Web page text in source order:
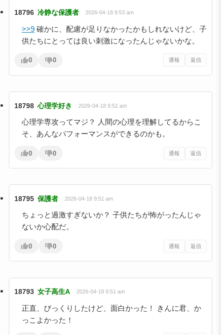
18796 冷静な保護者 2026-04-18 9:53 am
>>9確かに、配慮が足りなかったかもしれないけど、子
供たちにとっては良い刺激になったんじゃないかな。
0 0 通報 返信
18798 心理学好き 2026-04-18 9:52 am
心理学専攻ってマジ？ 人間の心理を理解してるからこ
そ、あんなパフォーマンスができるのかも。
0 0 通報 返信
18795 保護者 2026-04-18 9:51 am
ちょっと過激すぎないか？ 子供たちが怖がったんじゃ
ないか心配だ。
0 0 通報 返信
18793 女子高生A 2026-04-18 9:51 am
正直、びっくりしたけど、面白かった！ きんに君、か
っこよかった！